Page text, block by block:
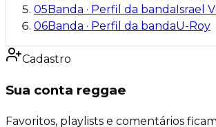
05Banda · Perfil da bandaIsrael
06Banda · Perfil da bandaU-Roy
Cadastro
Sua conta reggae
Favoritos, playlists e comentários